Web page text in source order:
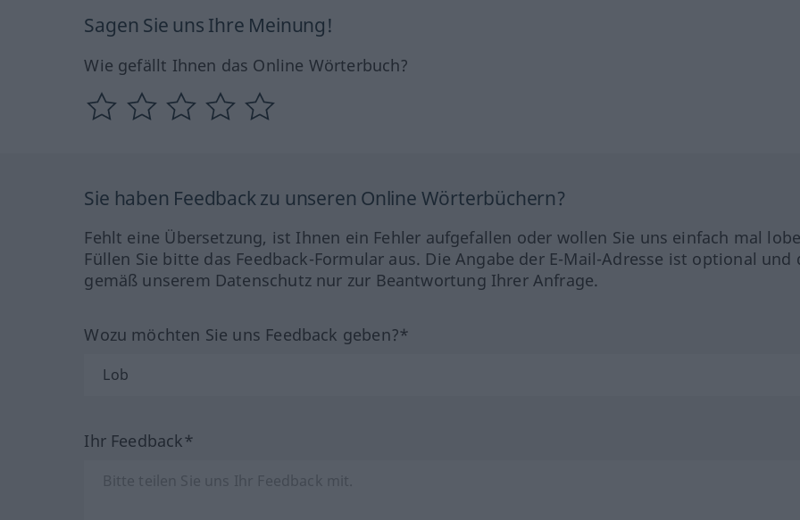
Sagen Sie uns Ihre Meinung!
Wie gefällt Ihnen das Online Wörterbuch?
Sie haben Feedback zu unseren Online Wörterbüchern?
Fehlt eine Übersetzung, ist Ihnen ein Fehler aufgefallen oder wollen Sie uns einfach mal
Füllen Sie bitte das Feedback-Formular aus. Die Angabe der E-Mail-Adresse ist optional und
gemäß unserem Datenschutz nur zur Beantwortung Ihrer Anfrage.
Wozu möchten Sie uns Feedback geben?*
Ihr Feedback*